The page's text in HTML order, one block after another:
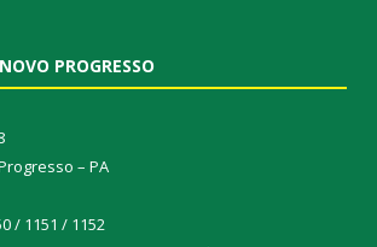
PROGRESSO
– PA
/ 1151 / 1152